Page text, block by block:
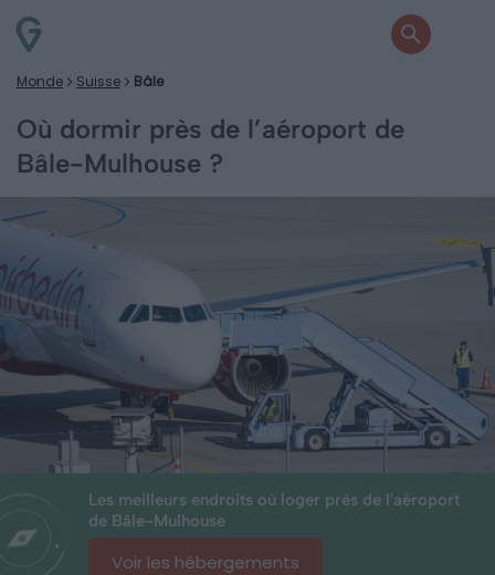
Monde Suisse Bâle
Où dormir près de l’aéroport de
Bâle-Mulhouse ?
Les meilleurs endroits où loger près de l'aéroport
de Bâle-Mulhouse
Voir les hébergements